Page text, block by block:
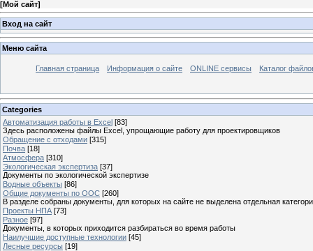
[Мой сайт]
Вход на сайт
Меню сайта
Главная страница Информация о сайте ONLINE сервисы Каталог
Categories
Автоматизация работы в Excel [83]
Здесь расположены файлы Excel, упрощающие работу для проектировщиков
Обращение с отходами [315]
Почва [18]
Атмосфера [310]
Экологическая экспертиза [37]
Документы по экологической экспертизе
Водные объекты [86]
Общие документы по ООС [260]
В разделе собраны документы, для которых на сайте не выделена отдельная
Проекты НПА [73]
Разное [97]
Документы, в которых приходится разбираться во время работы
Наилучшие доступные технологии [45]
Лесные ресурсы [19]